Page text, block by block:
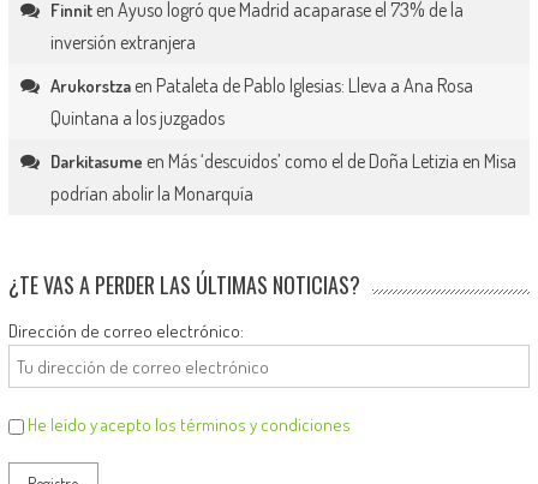
Finniten Ayuso logró que Madrid acaparase el 73% de la
inversión extranjera
Arukorstzaen Pataleta de Pablo Iglesias: Lleva a Ana Rosa
Quintana a los juzgados
Darkitasume en Más ‘descuidos’ como el de Doña Letizia en Misa
podrían abolir la Monarquía
¿TE VAS A PERDER LAS ÚLTIMAS NOTICIAS?
Dirección de correo electrónico:
He leído y acepto los términos y condiciones